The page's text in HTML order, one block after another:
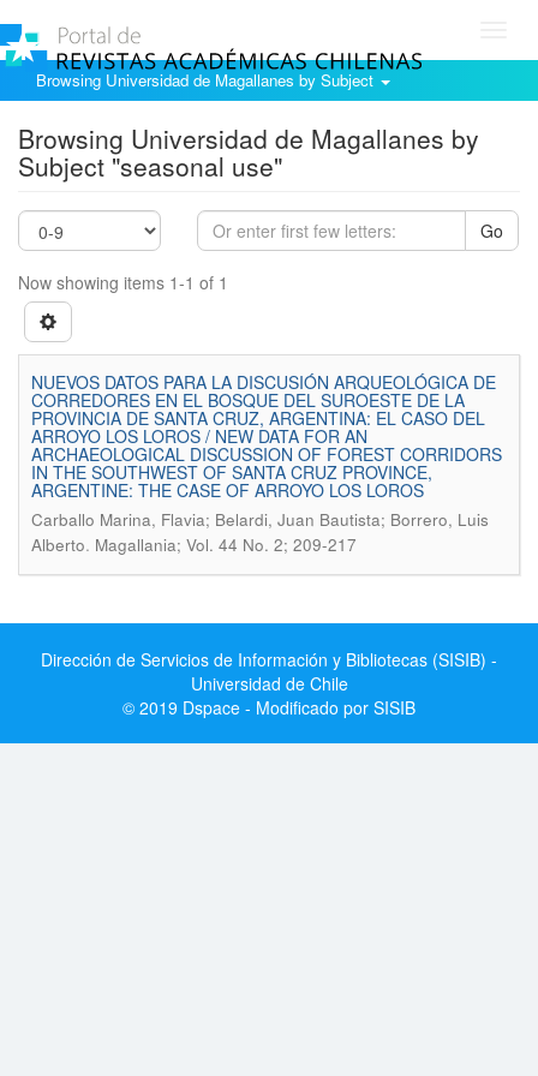
Browsing Universidad de Magallanes by Subject
Browsing Universidad de Magallanes by
Subject "seasonal use"
Go
Now showing items 1-1 of 1
NUEVOS DATOS PARA LA DISCUSIÓN ARQUEOLÓGICA DE
CORREDORES EN EL BOSQUE DEL SUROESTE DE LA
PROVINCIA DE SANTA CRUZ, ARGENTINA: EL CASO DEL
ARROYO LOS LOROS / NEW DATA FOR AN
ARCHAEOLOGICAL DISCUSSION OF FOREST CORRIDORS
IN THE SOUTHWEST OF SANTA CRUZ PROVINCE,
ARGENTINE: THE CASE OF ARROYO LOS LOROS
Carballo Marina, Flavia; Belardi, Juan Bautista; Borrero, Luis
Alberto. Magallania; Vol. 44 No. 2; 209-217
Dirección de Servicios de Información y Bibliotecas (SISIB) -
Universidad de Chile
© 2019 Dspace - Modificado por SISIB